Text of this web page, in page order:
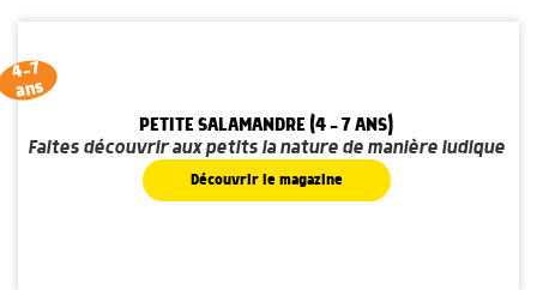
4-7
ans
PETITE SALAMANDRE (4 - 7 ANS)
Faites découvrir aux petits la nature de manière ludique
Découvrir le magazine